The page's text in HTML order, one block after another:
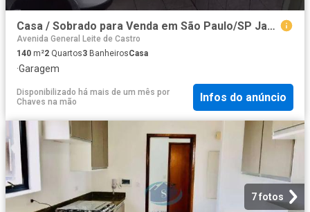
Casa / Sobrado para Venda em São Paulo/SP Jardim Clímax 2 Quartos
Avenida General Leite de Castro
140 m²2 Quartos3 BanheirosCasa
·Garagem
Disponibilizado há mais de um mês por
Chaves na mão
Infos do anúncio
7 fotos